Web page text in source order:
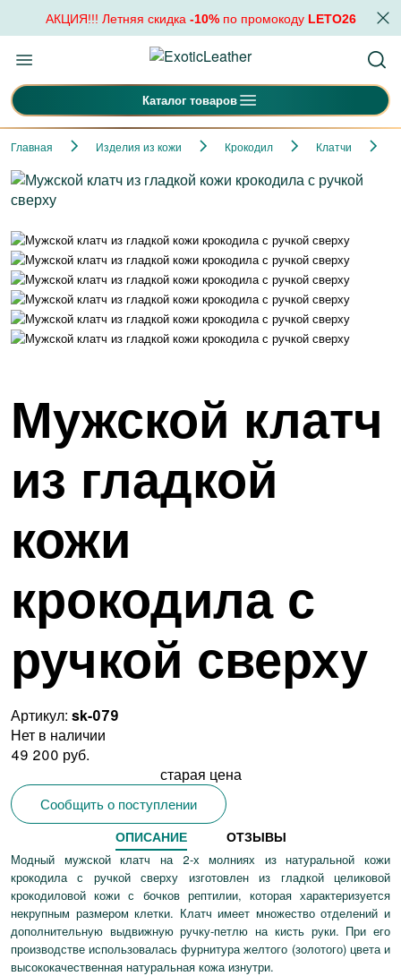
АКЦИЯ!!! Летняя скидка -10%по промокоду LETO26
Каталог товаров
Главная Изделия из кожи Крокодил Клатчи
Мужской клатч
из гладкой
кожи
крокодила с
ручкой сверху
Артикул: sk-079
Нет в наличии
49 200 руб.
старая цена
Сообщить о поступлении
ОПИСАНИЕ ОТЗЫВЫ
Модный мужской клатч на 2-х молниях из натуральной кожи
крокодила с ручкой сверху изготовлен из гладкой целиковой
крокодиловой кожи с бочков рептилии, которая характеризуется
некрупным размером клетки. Клатч имеет множество отделений и
дополнительную выдвижную ручку-петлю на кисть руки. При его
производстве использовалась фурнитура желтого (золотого) цвета и
высококачественная натуральная кожа изнутри.